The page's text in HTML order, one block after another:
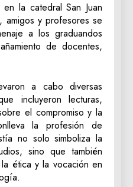
la catedral San Juan
amigos y profesores se
a los graduandos
de docentes,
a cabo diversas
incluyeron lecturas,
el compromiso y la
la profesión de
no solo simboliza la
sino que también
ética y la vocación en